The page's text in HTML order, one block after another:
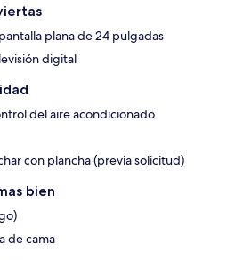
plana de 24 pulgadas
digital
del aire acondicionado
con plancha (previa solicitud)
bien
de cama